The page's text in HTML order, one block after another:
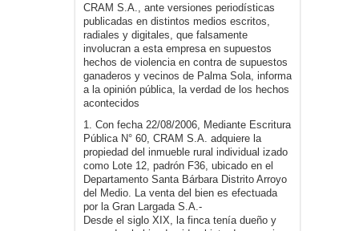
CRAM S.A., ante versiones periodísticas
publicadas en distintos medios escritos,
radiales y digitales, que falsamente
involucran a esta empresa en supuestos
hechos de violencia en contra de supuestos
ganaderos y vecinos de Palma Sola, informa
a la opinión pública, la verdad de los hechos
acontecidos
1. Con fecha 22/08/2006, Mediante Escritura
Pública N° 60, CRAM S.A. adquiere la
propiedad del inmueble rural individual izado
como Lote 12, padrón F36, ubicado en el
Departamento Santa Bárbara Distrito Arroyo
del Medio. La venta del bien es efectuada
por la Gran Largada S.A.-
Desde el siglo XIX, la finca tenía dueño y